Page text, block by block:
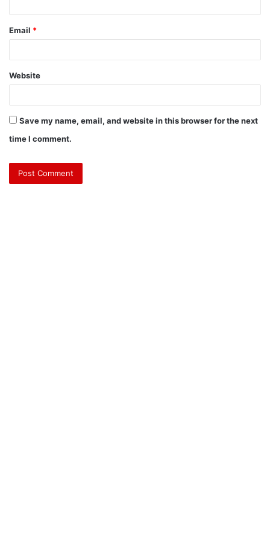
Email *
Website
Save my name, email, and website in this browser for the next
time I comment.